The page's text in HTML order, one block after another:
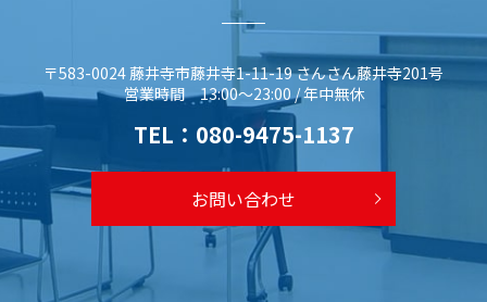
〒583-0024 藤井寺市藤井寺1-11-19 さんさん藤井寺201号
営業時間 13:00～23:00 / 年中無休
TEL： 080-9475-1137
お問い合わせ